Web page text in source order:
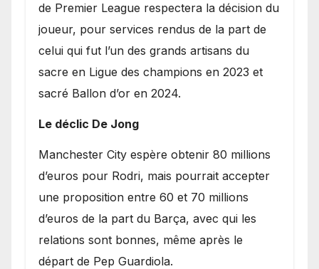
de Premier League respectera la décision du
joueur, pour services rendus de la part de
celui qui fut l’un des grands artisans du
sacre en Ligue des champions en 2023 et
sacré Ballon d’or en 2024.
Le déclic De Jong
​Manchester City espère obtenir 80 millions
d’euros pour Rodri, mais pourrait accepter
une proposition entre 60 et 70 millions
d’euros de la part du Barça, avec qui les
relations sont bonnes, même après le
départ de Pep Guardiola.